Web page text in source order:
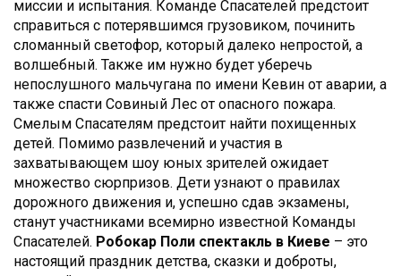
миссии и испытания. Команде Спасателей предстоит
справиться с потерявшимся грузовиком, починить
сломанный светофор, который далеко непростой, а
волшебный. Также им нужно будет уберечь
непослушного мальчугана по имени Кевин от аварии, а
также спасти Совиный Лес от опасного пожара.
Смелым Спасателям предстоит найти похищенных
детей. Помимо развлечений и участия в
захватывающем шоу юных зрителей ожидает
множество сюрпризов. Дети узнают о правилах
дорожного движения и, успешно сдав экзамены,
станут участниками всемирно известной Команды
Спасателей. Робокар Поли спектакль в Киеве – это
настоящий праздник детства, сказки и доброты,